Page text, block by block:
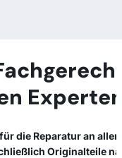
Experten
die Reparatur an allen
Originalteile